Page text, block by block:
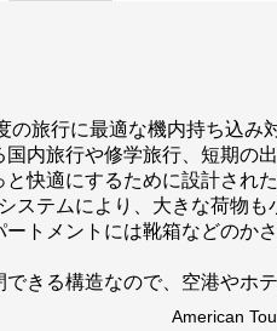
の旅行に最適な機内持ち込み
内旅行や修学旅行、短期の
快適にするために設計され
ステムにより、大きな荷物
トメントには靴箱などのか
きる構造なので、空港やホ
American